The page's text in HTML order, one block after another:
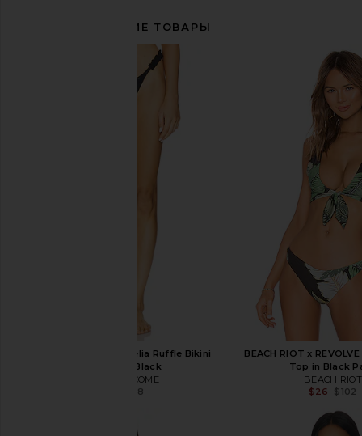
СОПУТСТВУЮЩИЕ ТОВАРЫ
MORE TO COME Amelia Ruffle Bikini
Bottom in Black
MORE TO COME
$48
BEACH RIOT x
Top in Black
BEACH RIOT
$26
$102